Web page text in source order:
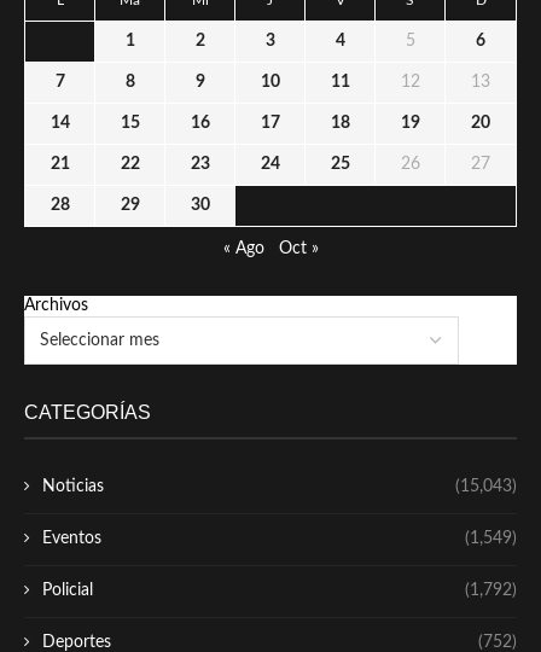
1 2 3 4 5 6
7 8 9 10 11 12 13
14 15 16 17 18 19 20
21 22 23 24 25 26 27
28 29 30
« Ago Oct »
Archivos
CATEGORÍAS
Noticias (15,043)
Eventos (1,549)
Policial (1,792)
Deportes (752)